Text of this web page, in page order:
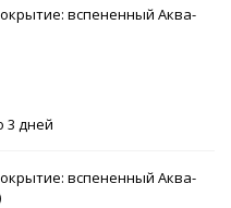
вспененный Аква-
3 дней
вспененный Аква-